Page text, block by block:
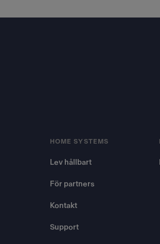
HOME SYSTEMS
Lev hållbart
För partners
Kontakt
Support